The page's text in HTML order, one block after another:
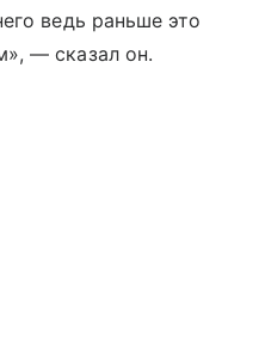
ведь раньше это
— сказал он.